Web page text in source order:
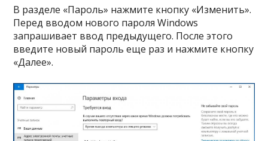
В разделе «Пароль» нажмите кнопку «Изменить».
Перед вводом нового пароля Windows
запрашивает ввод предыдущего. После этого
введите новый пароль еще раз и нажмите кнопку
«Далее».